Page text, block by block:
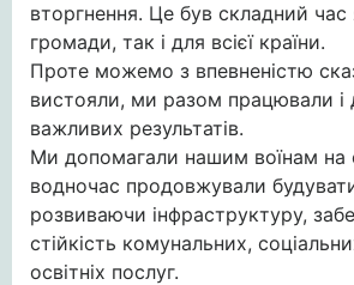
вторгнення. Це був складний час
громади, так і для всієї країни.
Проте можемо з впевненістю
вистояли, ми разом працювали і
важливих результатів.
Ми допомагали нашим воїнам на
водночас продовжували
розвиваючи інфраструктуру,
стійкість комунальних,
освітніх послуг.